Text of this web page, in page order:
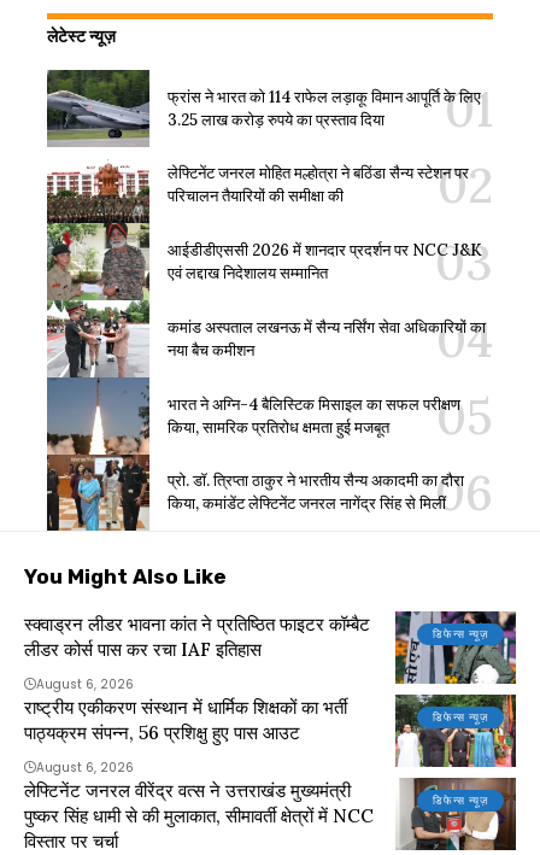
लेटेस्ट न्यूज़
फ्रांस ने भारत को 114 राफेल लड़ाकू विमान आपूर्ति के लिए
3.25 लाख करोड़ रुपये का प्रस्ताव दिया
लेफ्टिनेंट जनरल मोहित मल्होत्रा ने बठिंडा सैन्य स्टेशन पर
परिचालन तैयारियों की समीक्षा की
आईडीडीएससी 2026 में शानदार प्रदर्शन पर NCC J&K
एवं लद्दाख निदेशालय सम्मानित
कमांड अस्पताल लखनऊ में सैन्य नर्सिंग सेवा अधिकारियों का
नया बैच कमीशन
भारत ने अग्नि-4 बैलिस्टिक मिसाइल का सफल परीक्षण
किया, सामरिक प्रतिरोध क्षमता हुई मजबूत
प्रो. डॉ. त्रिप्ता ठाकुर ने भारतीय सैन्य अकादमी का दौरा
किया, कमांडेंट लेफ्टिनेंट जनरल नागेंद्र सिंह से मिलीं
You Might Also Like
डिफेन्स न्यूज़
स्क्वाड्रन लीडर भावना कांत ने प्रतिष्ठित फाइटर कॉम्बैट
लीडर कोर्स पास कर रचा IAF इतिहास
August 6, 2026
डिफेन्स न्यूज़
राष्ट्रीय एकीकरण संस्थान में धार्मिक शिक्षकों का भर्ती
पाठ्यक्रम संपन्न, 56 प्रशिक्षु हुए पास आउट
August 6, 2026
डिफेन्स न्यूज़
लेफ्टिनेंट जनरल वीरेंद्र वत्स ने उत्तराखंड मुख्यमंत्री
पुष्कर सिंह धामी से की मुलाकात, सीमावर्ती क्षेत्रों में NCC
विस्तार पर चर्चा